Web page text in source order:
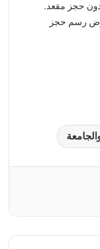
حجز مقعد.
رسم حجز